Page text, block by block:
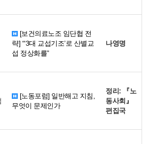
[보건의료노조 임단협 전
략] “‘3대 교섭기조’로 산별교
섭 정상화를”
나영명
[노동포럼] 일반해고 지침,
무엇이 문제인가
정리: 『노
동사회』
편집국